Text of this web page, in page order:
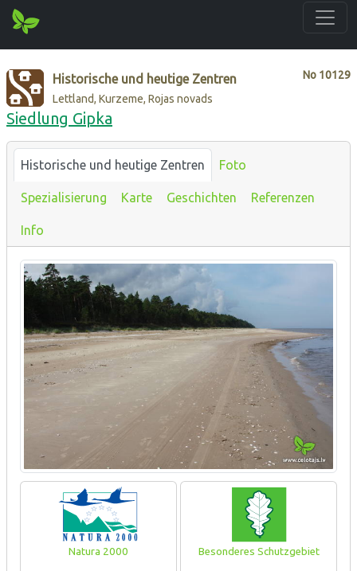
No 10129
Historische und heutige Zentren
Lettland, Kurzeme, Rojas novads
Siedlung Gipka
Historische und heutige Zentren Foto
Spezialisierung Karte Geschichten Referenzen
Info
Natura 2000 Besonderes Schutzgebiet